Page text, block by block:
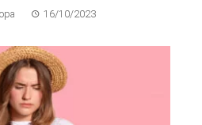
16/10/2023